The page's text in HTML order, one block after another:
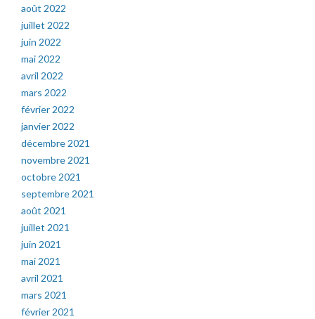
août 2022
juillet 2022
juin 2022
mai 2022
avril 2022
mars 2022
février 2022
janvier 2022
décembre 2021
novembre 2021
octobre 2021
septembre 2021
août 2021
juillet 2021
juin 2021
mai 2021
avril 2021
mars 2021
février 2021